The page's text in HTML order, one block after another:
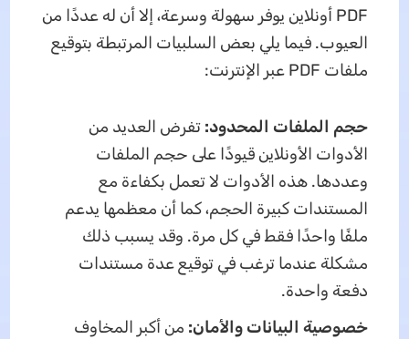
PDF أونلاين يوفر سهولة وسرعة، إلا أن له عددًا من
العيوب. فيما يلي بعض السلبيات المرتبطة بتوقيع
ملفات PDF عبر الإنترنت:
حجم الملفات المحدود: تفرض العديد من
الأدوات الأونلاين قيودًا على حجم الملفات
وعددها. هذه الأدوات لا تعمل بكفاءة مع
المستندات كبيرة الحجم، كما أن معظمها يدعم
ملفًا واحدًا فقط في كل مرة. وقد يسبب ذلك
مشكلة عندما ترغب في توقيع عدة مستندات
دفعة واحدة.
خصوصية البيانات والأمان: من أكبر المخاوف